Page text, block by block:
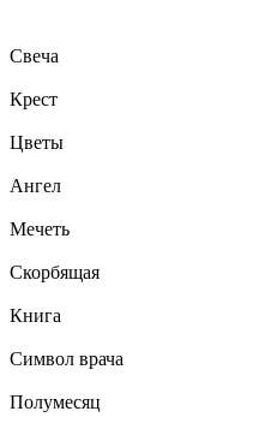
Свеча
Крест
Цветы
Ангел
Мечеть
Скорбящая
Книга
Символ врача
Полумесяц